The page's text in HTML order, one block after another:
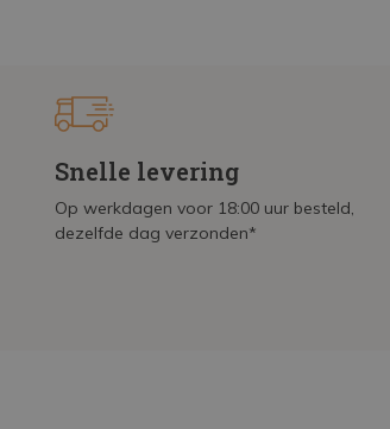
Snelle levering
Op werkdagen voor 18:00 uur besteld,
dezelfde dag verzonden*